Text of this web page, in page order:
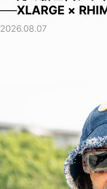
──XLARGE ×
2026.08.07